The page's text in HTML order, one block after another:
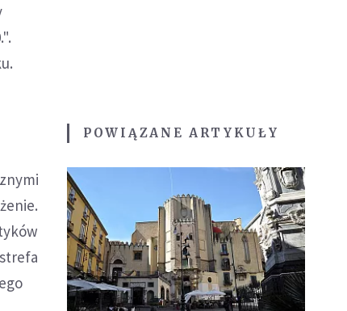
POWIĄZANE ARTYKUŁY